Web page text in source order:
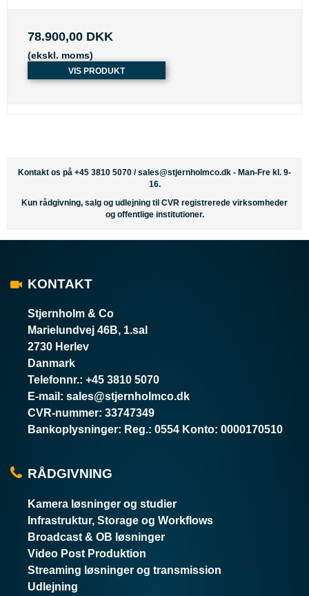
78.900,00 DKK
(ekskl. moms)
VIS PRODUKT
Kontakt os på +45 3810 5070 /sales@stjernholmco.dk - Man-Fre kl. 9-
16.
Kun rådgivning, salg og udlejning til CVR registrerede virksomheder
og offentlige institutioner.
KONTAKT
Stjernholm & Co
Marielundvej 46B, 1.sal
2730 Herlev
Danmark
Telefonnr.: +45 3810 5070
E-mail : sales@stjernholmco.dk
CVR-nummer: 33747349
Bankoplysninger: Reg.: 0554 Konto: 0000170510
RÅDGIVNING
Kamera løsninger og studier
Infrastruktur, Storage og Workflows
Broadcast & OB løsninger
Video Post Produktion
Streaming løsninger og transmission
Udlejning